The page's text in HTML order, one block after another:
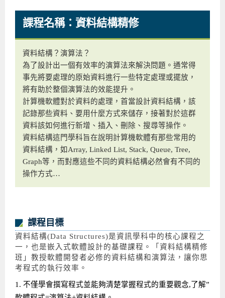
穿戴式裝置應用開發
AI課程總覽頁
AIoT智能聯網運算實戰
AI深度學習之問答系統實作
AI強化學習 - 自動控制應用
讓 AI 成為你的數位同事
Web全端開發應用班
物聯網Web整合應用實作
[學程]物聯網全端與深度學習整合
5G技術-SDN與Mininet實作
[學程]物聯網全端與深度學習整合
iPAS AIoT應用工程師(物聯網類)
ROS機器人自走車系統開發應用
智能機器人系統整合開發
電腦視覺與影像處理課程
電腦視覺與影像處理
AI深度學習與影像辨識實戰
嵌入式Linux開發與AI影像辨識
智能機器人系統整合開發
ARM mbed 物聯網平台應用實作
ARM Boot Loader設計
ARM Cortex-M0 應用整合設計
程式語言系列課程
C語言程式設計
資料結構精修班
C++程式設計
Python程式實戰養成學程
Python程式設計
Java 物件導向程式
Android系列課程
Android嵌入式平台開發訓練班
Android APP 實戰開發學程
Android Framework
Android ADK周邊裝置開發班
iOS程式開發系列課程
iPhone程式設計基礎班
iPhone程式設計進階班
Android嵌入式平台開發訓練班
TI MSP430微控制器開發
產品應用系列課程
生醫感測器整合設計班
轉職就業班
物聯網韌體工程師人才養成班
物聯網平台開發人才養成班(政府+企業雙重補助)
物聯網平台開發人才養成班
Raspberry Pi 開發入門
Python機器學習與深度學習
AI邊緣運算實作-TFL for MCU
自然語言處理與大型語言模型
資料分析與視覺化
非監督式學習
Edge AI與Pi Pico實作應用
電腦視覺演算法-人臉識別實戰
iPAS AIoT應用工程師(物聯網類)
iPAS AIoT應用工程師(物聯網類)
iPAS機器學習工程師
高中生升學超前部署課程總覽
APCS檢定 C++課程
APCS檢定 C語言課程
APCS檢定培訓課程
【遠距同步】APCS寒/暑假營隊
【遠距同步】青少年AI冬/夏令營
青少年AI人工智慧實作班
程式語言系列
資料結構
Python程式設計
JavaScript程式設計
C++程式設計
Python進階程式設計：從資料結構到演算法
Python程式實戰養成學程
Linux & C語言硬體控制
Python硬體控制-Pi Pico
Raspberry Pi 使用入門
Edge AI與Raspberry Pi Pico實作應用
硬體控制使用Python
用樹莓派實現物聯網
5G-SDN通訊系列課程
5G關鍵技術- SDN與Mininet實作
創意程式設計系列
micro:bit 創意程式設計
Scratch 創意程式設計
最新成果展
學員專屬提問平台
青少年AI人工智慧實作班[高中生]
課程名稱：資料結構精修
資料結構？演算法？
為了設計出一個有效率的演算法來解決問題。通常得
事先將要處理的原始資料進行一些特定處理或擺放，
將有助於整個演算法的效能提升。
計算機軟體對於資料的處理，首當設計資料結構，該
記錄那些資料、要用什麼方式來儲存，接著對於這群
資料該如何進行新增、插入、刪除、搜尋等操作。
資料結構這門學科旨在說明計算機軟體有那些常用的
資料結構，如Array, Linked List, Stack, Queue, Tree,
Graph等，而對應這些不同的資料結構必然會有不同的
操作方式…
課程目標
資料結構(Data Structures)是資訊學科中的核心課程之
一，也是嵌入式軟體設計的基礎課程。「資料結構精修
班」教授軟體開發者必修的資料結構和演算法，讓你思
考程式的執行效率。
1. 不僅學會撰寫程式並能夠清楚掌握程式的重要觀念,了解”